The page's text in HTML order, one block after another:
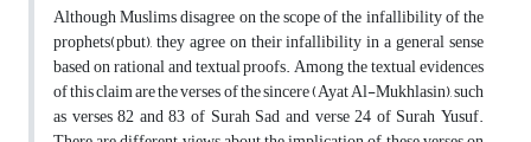
Although Muslims disagree on the scope of the infallibility of the
prophets(pbut), they agree on their infallibility in a general sense
based on rational and textual proofs. Among the textual evidences
of this claim are the verses of the sincere (Ayat Al-Mukhlasin), such
as verses 82 and 83 of Surah Sad and verse 24 of Surah Yusuf.